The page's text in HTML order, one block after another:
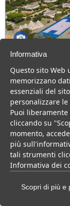
Puglia >
Villaggio in Puglia
ideale per famiglie
Villaggio
Informativa
Questo sito
memorizzano
essenziali del
personalizzare
Puoi
cliccando su
momento,
più
tali strumenti
Informativa dei
Scopri di più e